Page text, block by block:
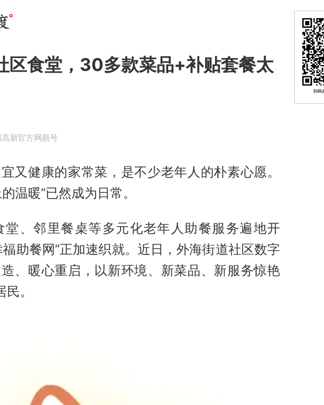
区食堂，30多款菜品+补贴套餐太
高新官方网易号
又健康的家常菜，是不少老年人的朴素心愿。
温暖”已然成为日常。
堂、邻里餐桌等多元化老年人助餐服务遍地开
助餐网”正加速织就。近日，外海街道社区数字
、暖心重启，以新环境、新菜品、新服务惊艳
。
扫码